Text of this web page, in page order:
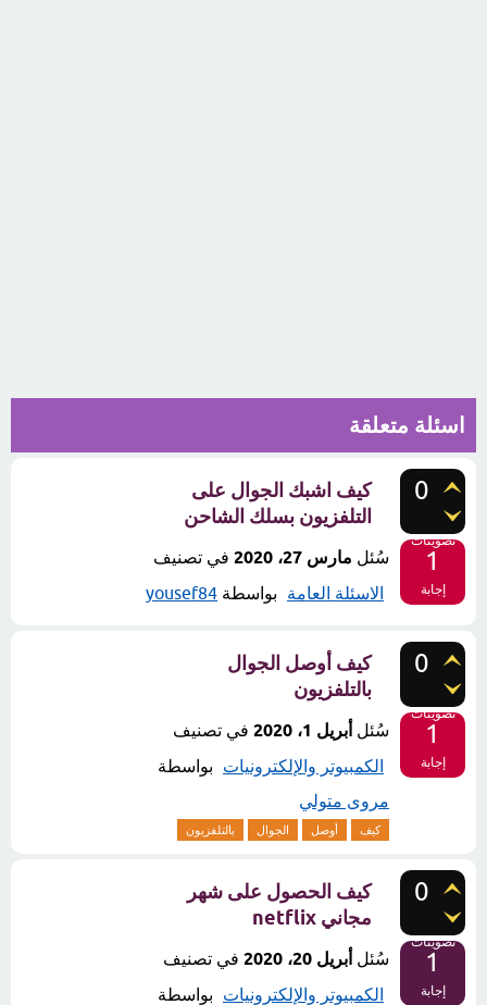
اسئلة متعلقة
0
تصويتات
1
إجابة
كيف اشبك الجوال على
التلفزيون بسلك الشاحن
سُئل مارس 27، 2020
في تصنيف
الاسئلة العامة
بواسطة yousef84
0
تصويتات
1
إجابة
كيف أوصل الجوال
بالتلفزيون
سُئل أبريل 1، 2020
في تصنيف
الكمبيوتر والإلكترونيات
بواسطة
مروى متولي
كيف أوصل الجوال بالتلفزيون
0
تصويتات
1
إجابة
كيف الحصول على شهر
مجاني netflix
سُئل أبريل 20، 2020
في تصنيف
الكمبيوتر والإلكترونيات
بواسطة